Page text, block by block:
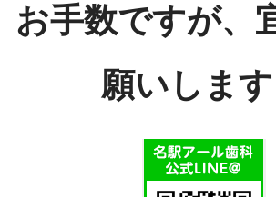
お手数ですが、
願いします